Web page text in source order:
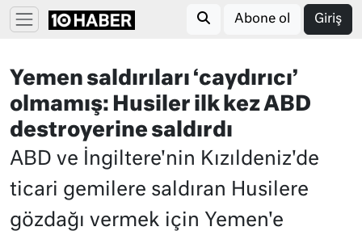
Abone ol Giriş
Yemen saldırıları ‘caydırıcı’
olmamış: Husiler ilk kez ABD
destroyerine saldırdı
ABD ve İngiltere'nin Kızıldeniz'de
ticari gemilere saldıran Husilere
gözdağı vermek için Yemen'e